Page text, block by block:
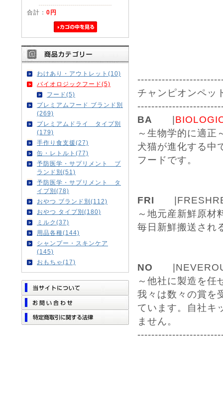
合計： 0円
わけあり・アウトレット(10)
バイオロジックフード(5)
フード(5)
プレミアムフード ブランド別
(269)
プレミアムドライ タイプ別
(179)
手作り食支援(27)
缶・レトルト(77)
予防医学・サプリメント ブ
ランド別(51)
予防医学・サプリメント タ
イプ別(78)
おやつ ブランド別(112)
おやつ タイプ別(180)
ミルク(37)
用品各種(144)
シャンプー・スキンケア
(145)
おもちゃ(17)
チャンピオンペッ
BA
～生物学的に適正
犬猫が進化する中
フードです。
FRI
～地元産新鮮原材
毎日新鮮搬送され
NO
～他社に製造を任
我々は数々の賞を
ています。自社キ
ません。